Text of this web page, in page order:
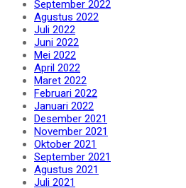
September 2022
Agustus 2022
Juli 2022
Juni 2022
Mei 2022
April 2022
Maret 2022
Februari 2022
Januari 2022
Desember 2021
November 2021
Oktober 2021
September 2021
Agustus 2021
Juli 2021